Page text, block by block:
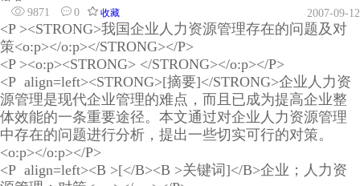
9871
0 收藏 2007-09-12
<P ><STRONG>我国企业人力资源管理存在的问题及对
策<o:p></o:p></STRONG></P>
<P ><o:p><STRONG> </STRONG></o:p></P>
<P align=left><STRONG>[摘要]</STRONG>企业人力资
源管理是现代企业管理的难点，而且已成为提高企业整
体效能的一条重要途径。本文通过对企业人力资源管理
中存在的问题进行分析，提出一些切实可行的对策。
<o:p></o:p></P>
<P align=left><B >[</B><B >关键词]</B>企业；人力资